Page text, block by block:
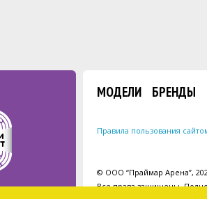
МОДЕЛИ БРЕНДЫ
Правила пользования
© ООО “Праймар Арена”,
Все права защищены.